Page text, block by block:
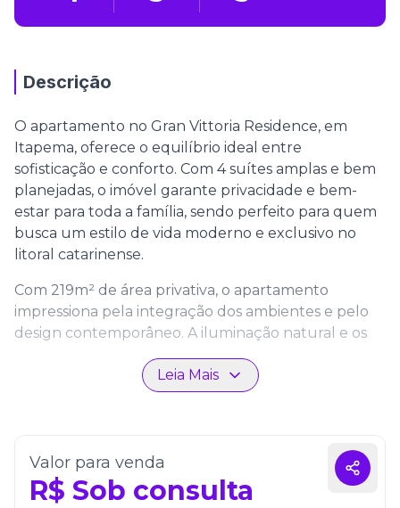
Descrição
O apartamento no Gran Vittoria Residence, em
Itapema, oferece o equilíbrio ideal entre
sofisticação e conforto. Com 4 suítes amplas e bem
planejadas, o imóvel garante privacidade e bem-
estar para toda a família, sendo perfeito para quem
busca um estilo de vida moderno e exclusivo no
litoral catarinense.
Com 219m² de área privativa, o apartamento
impressiona pela integração dos ambientes e pelo
design contemporâneo. A iluminação natural e os
acabamentos de alto padrão valorizam cada
detalhe, criando uma atmosfera acolhedora e
elegante, ideal para viver momentos especiais e
Além de 3 vagas de garagem e 359m² de área total,
o imóvel está inserido em um empreendimento que
se destaca pela qualidade construtiva e pela
Leia Mais
Valor para venda
R$ Sob consulta